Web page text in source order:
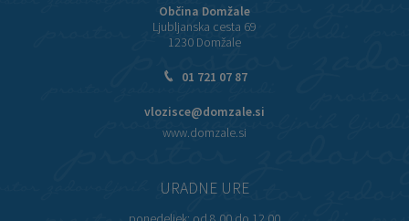
Občina Domžale
Ljubljanska cesta 69
1230 Domžale
01 721 07 87
vlozisce@domzale.si
www.domzale.si
URADNE URE